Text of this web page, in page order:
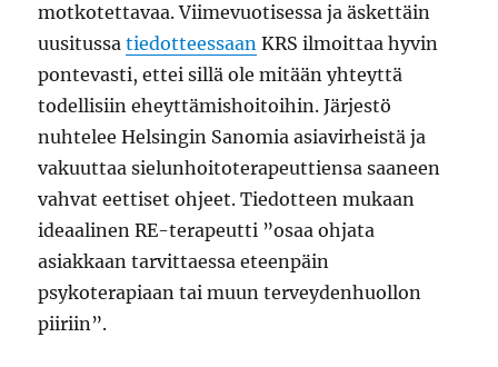
motkotettavaa. Viimevuotisessa ja äskettäin
uusitussatiedotteessaan KRS ilmoittaa hyvin
pontevasti, ettei sillä ole mitään yhteyttä
todellisiin eheyttämishoitoihin. Järjestö
nuhtelee Helsingin Sanomia asiavirheistä ja
vakuuttaa sielunhoitoterapeuttiensa saaneen
vahvat eettiset ohjeet. Tiedotteen mukaan
ideaalinen RE-terapeutti ”osaa ohjata
asiakkaan tarvittaessa eteenpäin
psykoterapiaan tai muun terveydenhuollon
piiriin”.